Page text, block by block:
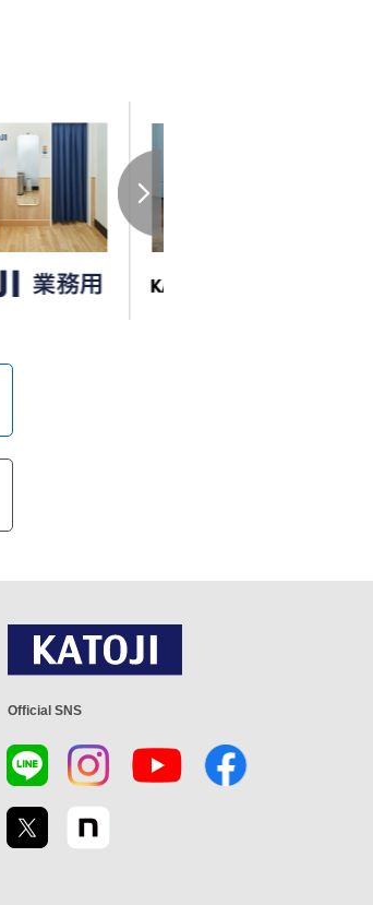
Official SNS